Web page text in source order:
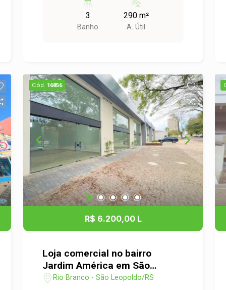
excelente oportunidade de locação em
um dos bairros mais valorizados de
São Leopoldo. Localização: Jardim
visibilidade do seu empreendimento.
Características: - Amplo espaço interno,
perfeito para diferentes tipos de
negócio, como varejo, escritório ou
serviços. - Boa iluminação natural e
ventilação, proporcionando um
ambiente agradável para clientes e
colaboradores. - Localização
estratégica com fácil acesso a vias
principais e estacionamento nas
proximidades. - Ideal para quem busca
as vendas e expandir a clientela.
Proximidade a comércios, serviços e
facilidades que atraem um grande fluxo
de pessoas. - Região em crescimento,
com potencial de valorização e
3
Banho
290 m²
A. Útil
Cód. 16856
R$ 6.200,00 L
Loja comercial no bairro
Jardim América em São
Leopoldo
Rio Branco - São Leopoldo/RS